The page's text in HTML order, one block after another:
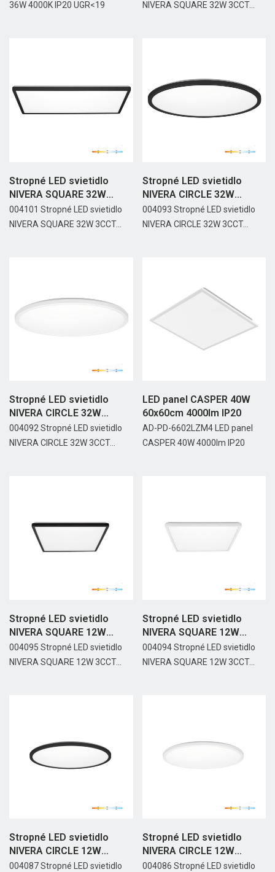
36W 4000K IP20 UGR<19 NIVERA SQUARE 32W 3CCT...
Stropné LED svietidlo
NIVERA SQUARE 32W
3CCT...
004101 Stropné LED svietidlo
NIVERA SQUARE 32W 3CCT...
Stropné LED svietidlo
NIVERA CIRCLE 32W
3CCT...
004093 Stropné LED svietidlo
NIVERA CIRCLE 32W 3CCT...
Stropné LED svietidlo
NIVERA CIRCLE 32W
3CCT...
004092 Stropné LED svietidlo
NIVERA CIRCLE 32W 3CCT...
LED panel CASPER 40W
60x60cm 4000lm IP20
AD-PD-6602LZM4 LED panel
CASPER 40W 4000lm IP20
Stropné LED svietidlo
NIVERA SQUARE 12W
3CCT...
004095 Stropné LED svietidlo
NIVERA SQUARE 12W 3CCT...
Stropné LED svietidlo
NIVERA SQUARE 12W
3CCT...
004094 Stropné LED svietidlo
NIVERA SQUARE 12W 3CCT...
Stropné LED svietidlo
NIVERA CIRCLE 12W
3CCT...
004087 Stropné LED svietidlo
Stropné LED svietidlo
NIVERA CIRCLE 12W
3CCT...
004086 Stropné LED svietidlo